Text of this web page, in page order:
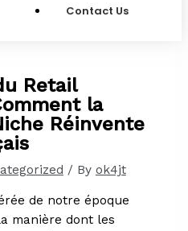
Contact Us
Retail
la
Réinvente
/ By ok4jt
de notre époque
manière dont les